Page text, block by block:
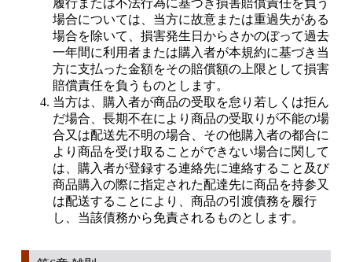
場合については、当方に故意または重過失がある
場合を除いて、損害発生日からさかのぼって過去
一年間に利用者または購入者が本規約に基づき当
方に支払った金額をその賠償額の上限として損害
賠償責任を負うものとします。
当方は、購入者が商品の受取を怠り若しくは拒ん
だ場合、長期不在により商品の受取りが不能の場
合又は配送先不明の場合、その他購入者の都合に
より商品を受け取ることができない場合に関して
は、購入者が登録する連絡先に連絡すること及び
商品購入の際に指定された配達先に商品を持参又
は配送することにより、商品の引渡債務を履行
し、当該債務から免責されるものとします。